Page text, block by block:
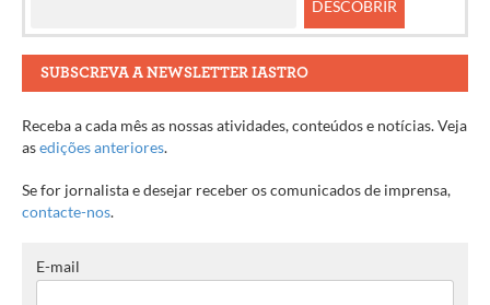
SUBSCREVA A NEWSLETTER IASTRO
Receba a cada mês as nossas atividades, conteúdos e notícias. Veja
asedições anteriores.
Se for jornalista e desejar receber os comunicados de imprensa,
contacte-nos.
E-mail